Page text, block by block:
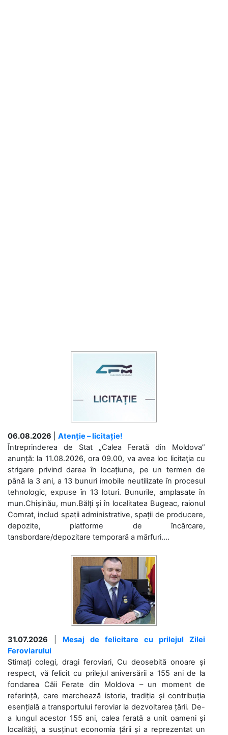
06.08.2026
Atenție – licitație!
Întreprinderea de Stat „Calea Ferată din Moldova”
anunță: la 11.08.2026, ora 09.00, va avea loc licitaţia cu
strigare privind darea în locațiune, pe un termen de
până la 3 ani, a 13 bunuri imobile neutilizate în procesul
tehnologic, expuse în 13 loturi. Bunurile, amplasate în
mun.Chișinău, mun.Bălți și în localitatea Bugeac, raionul
Comrat, includ spații administrative, spații de producere,
depozite, platforme de încărcare,
tansbordare/depozitare temporară a mărfuri....
31.07.2026
Mesaj de felicitare cu prilejul Zilei
Feroviarului
Stimați colegi, dragi feroviari, Cu deosebită onoare și
respect, vă felicit cu prilejul aniversării a 155 ani de la
fondarea Căii Ferate din Moldova – un moment de
referință, care marchează istoria, tradiția și contribuția
esențială a transportului feroviar la dezvoltarea țării. De-
a lungul acestor 155 ani, calea ferată a unit oameni și
localități, a susținut economia țării și a reprezentat un